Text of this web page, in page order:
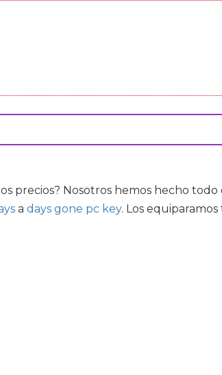
precios? Nosotros hemos hecho
a days gone pc key. Los